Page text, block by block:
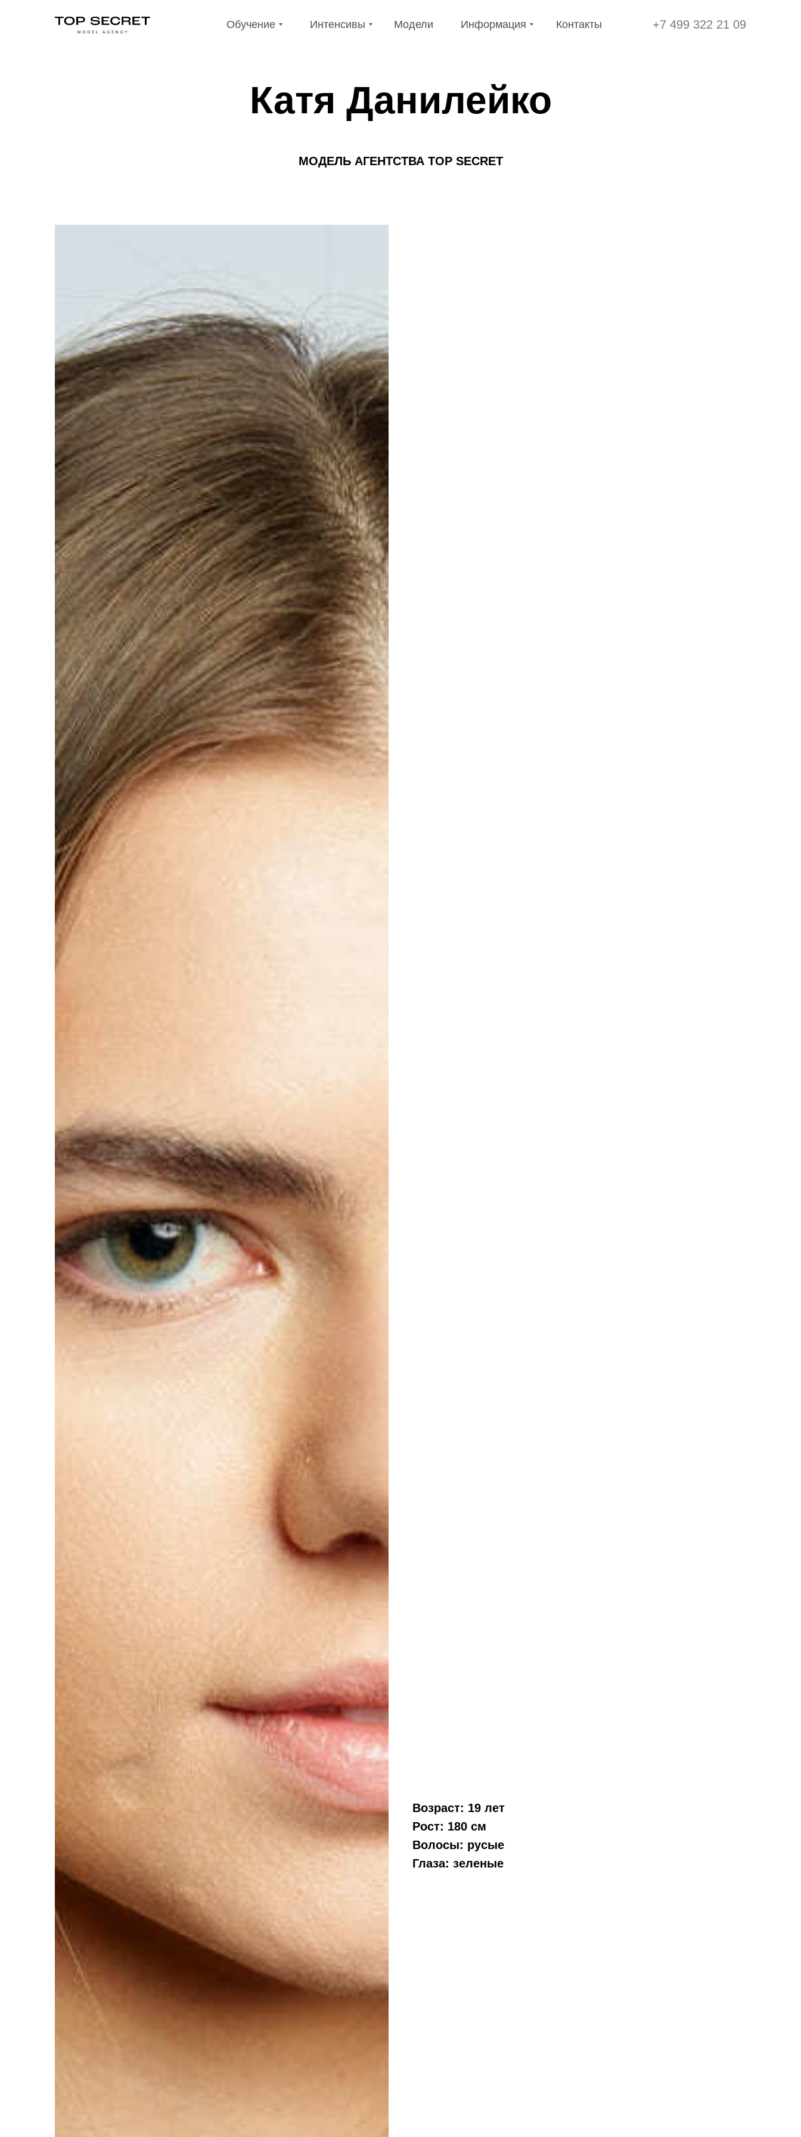
Обучение Интенсивы Информация Контакты
Модели +7 499 322 21 09
Модели Контакты
Информация
Интенсивы
Обучение +7 499 322 21 09
Катя Данилейко
МОДЕЛЬАГЕНТСТВА TOP SECRET
Возраст: 19 лет
Рост: 180 см
Волосы: русые
Глаза: зеленые